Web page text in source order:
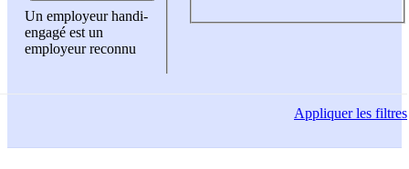
Un employeur handi-
engagé est un
employeur reconnu
Appliquerles filtres